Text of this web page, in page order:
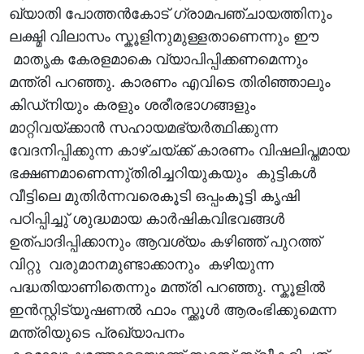
ഖ്യാതി പോത്തൻകോട് ഗ്രാമപഞ്ചായത്തിനും
ലക്ഷ്മി വിലാസം സ്കൂളിനുമുള്ളതാണെന്നും ഈ
മാതൃക കേരളമാകെ വ്യാപിപ്പിക്കണമെന്നും
മന്ത്രി പറഞ്ഞു. കാരണം എവിടെ തിരിഞ്ഞാലും
കിഡ്നിയും കരളും ശരീരഭാഗങ്ങളും
മാറ്റിവയ്ക്കാൻ സഹായമഭ്യർത്ഥിക്കുന്ന
വേദനിപ്പിക്കുന്ന കാഴ്ചയ്ക്ക് കാരണം വിഷലിപ്തമായ
ഭക്ഷണമാണെന്നു്തിരിച്ചറിയുകയും കുട്ടികൾ
വീട്ടിലെ മുതിർന്നവരെകൂടി ഒപ്പംകൂട്ടി കൃഷി
പഠിപ്പിച്ചു് ശുദ്ധമായ കാർഷികവിഭവങ്ങൾ
ഉത്പാദിപ്പിക്കാനും ആവശ്യം കഴിഞ്ഞ് പുറത്ത്
വിറ്റു വരുമാനമുണ്ടാക്കാനും കഴിയുന്ന
പദ്ധതിയാണിതെന്നും മന്ത്രി പറഞ്ഞു. സ്കൂളിൽ
ഇൻസ്റ്റിട്യൂഷണൽ ഫാം സ്ക്കൂൾ ആരംഭിക്കുമെന്ന
മന്ത്രിയുടെ പ്രഖ്യാപനം